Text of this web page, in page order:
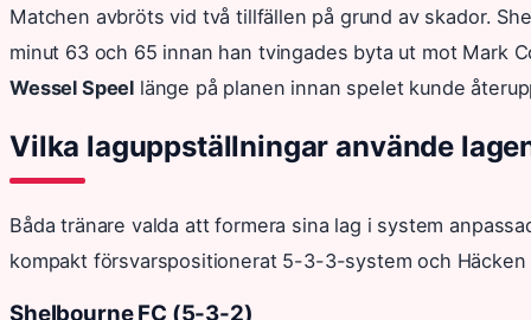
Matchen avbröts vid två tillfällen på grund av skador.
minut 63 och 65 innan han tvingades byta ut mot Mark
Wessel Speel länge på planen innan spelet kunde
Vilka laguppställningar använde
Båda tränare valda att formera sina lag i system
kompakt försvarspositionerat 5-3-3-system och
Shelbourne FC (5-3-2)